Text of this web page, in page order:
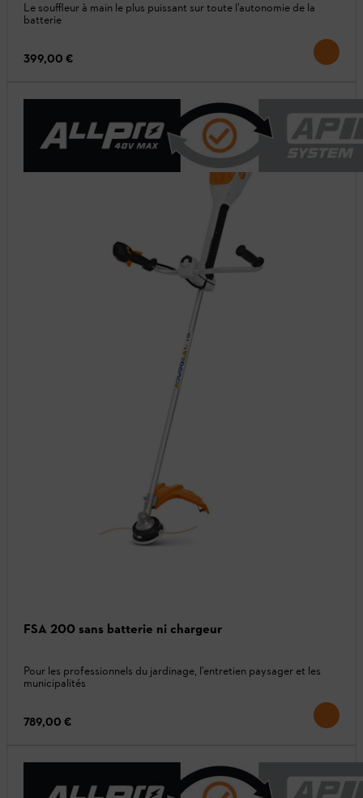
Le souffleur à main le plus puissant sur toute l’autonomie de la
batterie
399,00 €
FSA 200 sans batterie ni chargeur
Pour les professionnels du jardinage, l'entretien paysager et les
municipalités
789,00 €